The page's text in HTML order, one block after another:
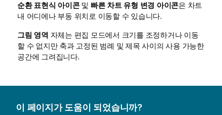
순환 표현식 아이콘및 빠른 차트 유형 변경 아이콘은 차트
내 어디에나 부동 위치로 이동할 수 있습니다.
그림 영역 자체는 편집 모드에서 크기를 조정하거나 이동
할 수 없지만 축과 고정된 범례 및 제목 사이의 사용 가능한
공간에 그려집니다.
이 페이지가 도움이 되었습니까?